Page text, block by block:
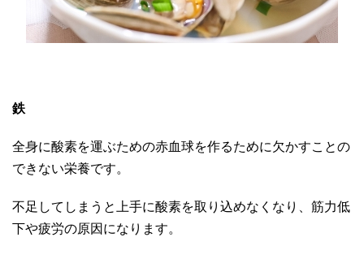
鉄
全身に酸素を運ぶための赤血球を作るために欠かすことの
できない栄養です。
不足してしまうと上手に酸素を取り込めなくなり、筋力低
下や疲労の原因になります。